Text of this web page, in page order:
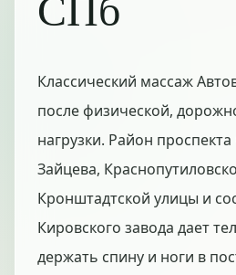
Классический массаж
после физической,
нагрузки. Район
Зайцева,
Кронштадтской улицы и
Кировского завода дает
держать спину и ноги в